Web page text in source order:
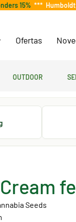
15% *** Humboldt
Ofertas
Outdoor
Seeds